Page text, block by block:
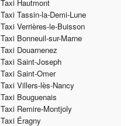
Taxi Hautmont
Taxi Tassin-la-Demi-Lune
Taxi Verrières-le-Buisson
Taxi Bonneuil-sur-Marne
Taxi Douarnenez
Taxi Saint-Joseph
Taxi Saint-Omer
Taxi Villers-lès-Nancy
Taxi Bouguenais
Taxi Remire-Montjoly
Taxi Éragny